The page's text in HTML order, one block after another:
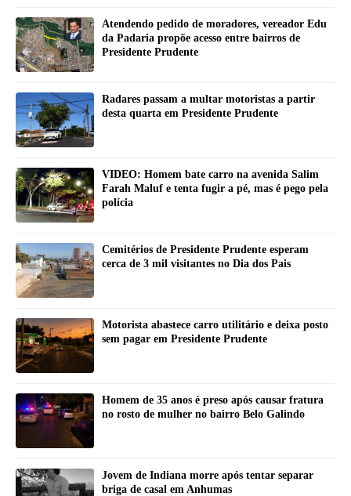
Atendendo pedido de moradores, vereador Edu
da Padaria propõe acesso entre bairros de
Presidente Prudente
Radares passam a multar motoristas a partir
desta quarta em Presidente Prudente
VIDEO: Homem bate carro na avenida Salim
Farah Maluf e tenta fugir a pé, mas é pego pela
polícia
Cemitérios de Presidente Prudente esperam
cerca de 3 mil visitantes no Dia dos Pais
Motorista abastece carro utilitário e deixa posto
sem pagar em Presidente Prudente
Homem de 35 anos é preso após causar fratura
no rosto de mulher no bairro Belo Galindo
Jovem de Indiana morre após tentar separar
briga de casal em Anhumas